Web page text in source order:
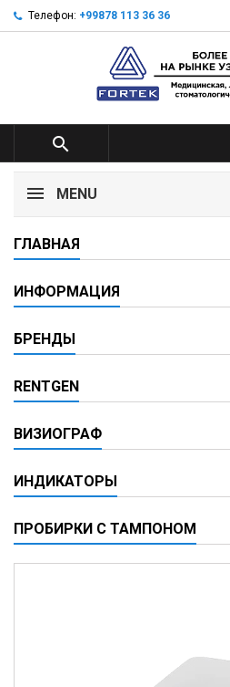
Телефон: +99878 113 36 36

MENU
ГЛАВНАЯ
ИНФОРМАЦИЯ
БРЕНДЫ
RENTGEN
ВИЗИОГРАФ
ИНДИКАТОРЫ
ПРОБИРКИ С ТАМПОНОМ